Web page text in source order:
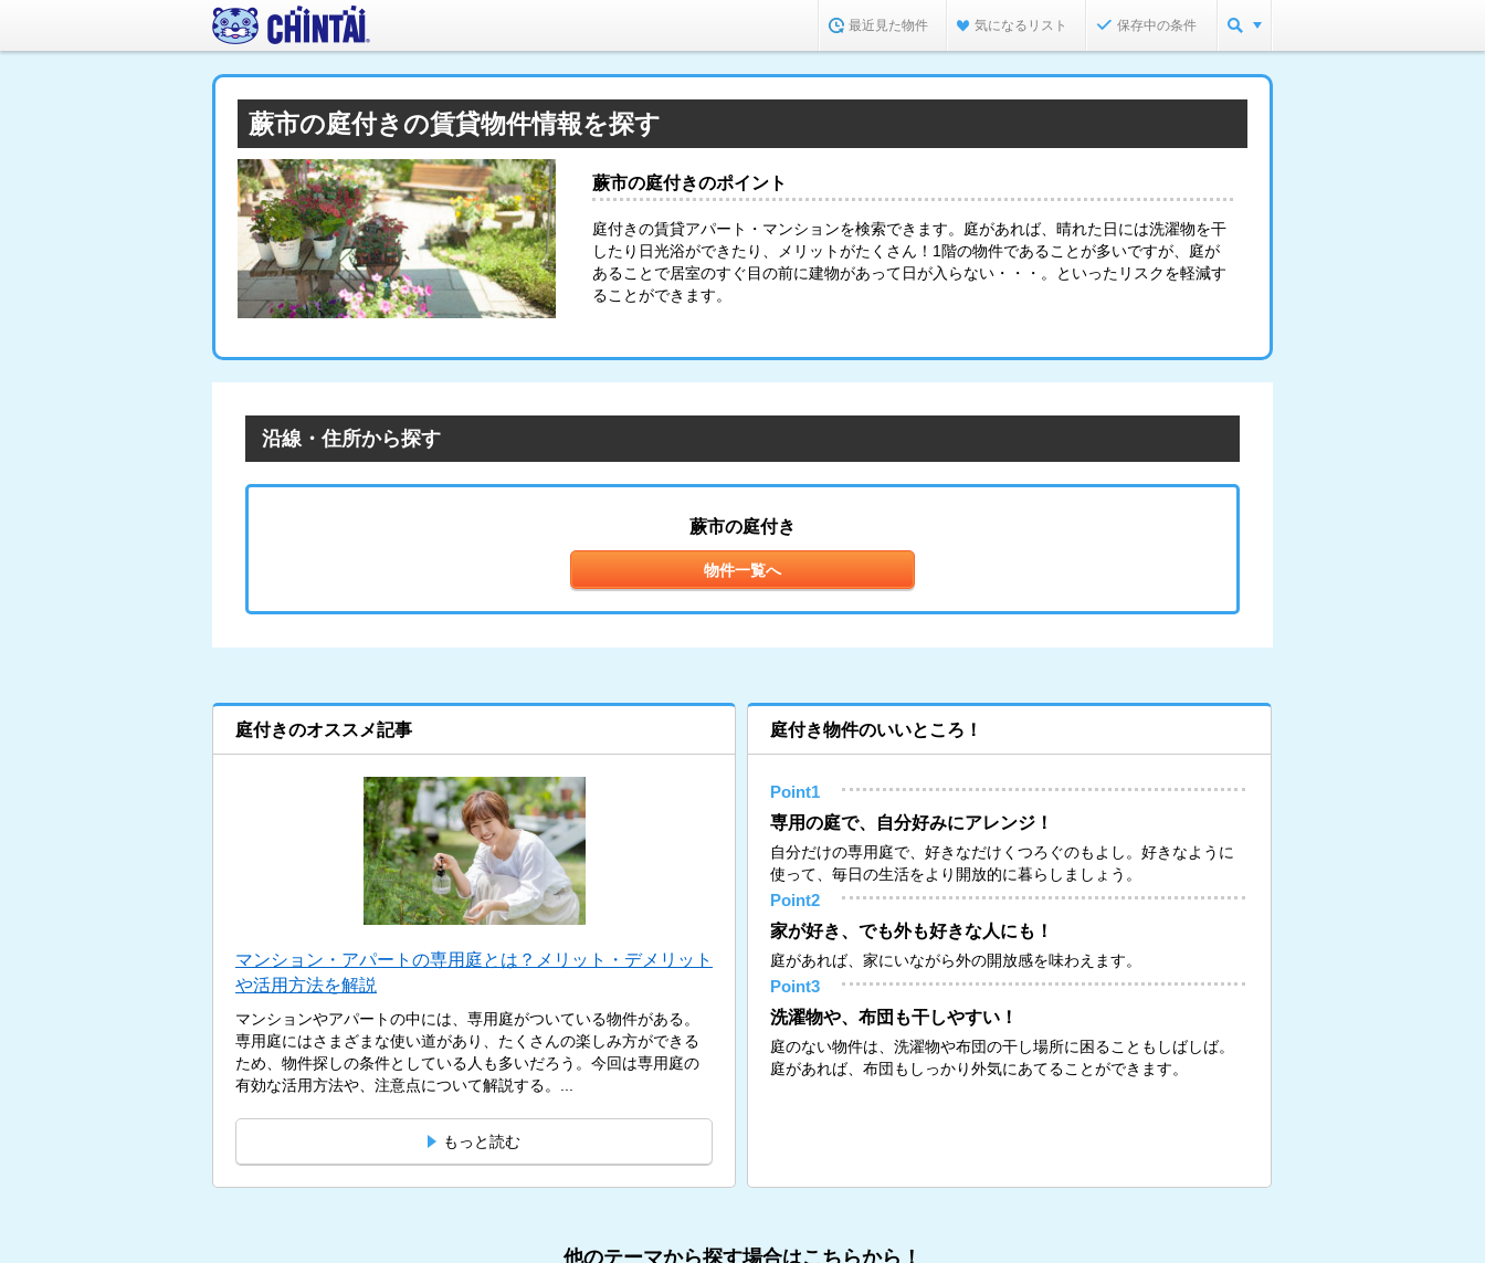
最近見た物件 気になるリスト 保存中の条件
蕨市の庭付きの賃貸物件情報を探す
蕨市の庭付きのポイント
庭付きの賃貸アパート・マンションを検索できます。庭があれば、晴れた日には洗濯物を干
したり日光浴ができたり、メリットがたくさん！1階の物件であることが多いですが、庭が
あることで居室のすぐ目の前に建物があって日が入らない・・・。といったリスクを軽減す
ることができます。
沿線・住所から探す
蕨市の庭付き
物件一覧へ
庭付きのオススメ記事
マンション・アパートの専用庭とは？メリット・デメリット
や活用方法を解説
マンションやアパートの中には、専用庭がついている物件がある。
専用庭にはさまざまな使い道があり、たくさんの楽しみ方ができる
ため、物件探しの条件としている人も多いだろう。今回は専用庭の
有効な活用方法や、注意点について解説する。...
もっと読む
庭付き物件のいいところ！
Point1
専用の庭で、自分好みにアレンジ！
自分だけの専用庭で、好きなだけくつろぐのもよし。好きなように
使って、毎日の生活をより開放的に暮らしましょう。
Point2
家が好き、でも外も好きな人にも！
庭があれば、家にいながら外の開放感を味わえます。
Point3
洗濯物や、布団も干しやすい！
庭のない物件は、洗濯物や布団の干し場所に困ることもしばしば。
庭があれば、布団もしっかり外気にあてることができます。
他のテーマから探す場合はこちらから！